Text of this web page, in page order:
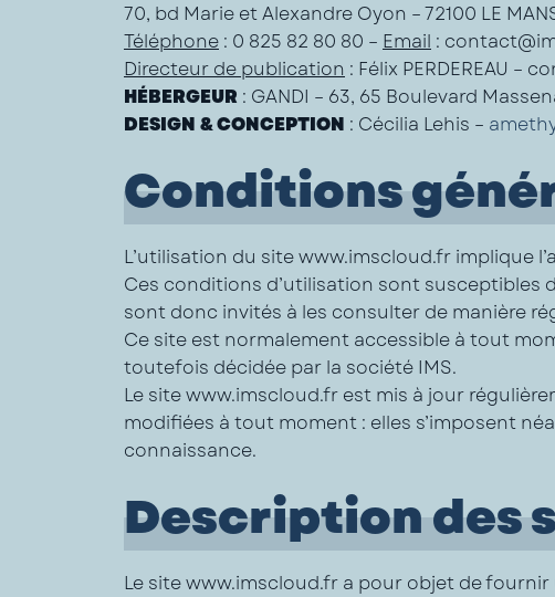
70, bd Marie et Alexandre Oyon – 72100 LE
Téléphone : 0 825 82 80 80 – Email :
Directeur de publication : Félix PERDEREAU –
HÉBERGEUR : GANDI – 63, 65 Boulevard
DESIGN & CONCEPTION : Cécilia Lehis –
Conditions
L’utilisation du site www.imscloud.fr implique
Ces conditions d’utilisation sont susceptibles
sont donc invités à les consulter de manière
Ce site est normalement accessible à tout
toutefois décidée par la société IMS.
Le site www.imscloud.fr est mis à jour
modifiées à tout moment : elles s’imposent
connaissance.
Description des
Le site www.imscloud.fr a pour objet de